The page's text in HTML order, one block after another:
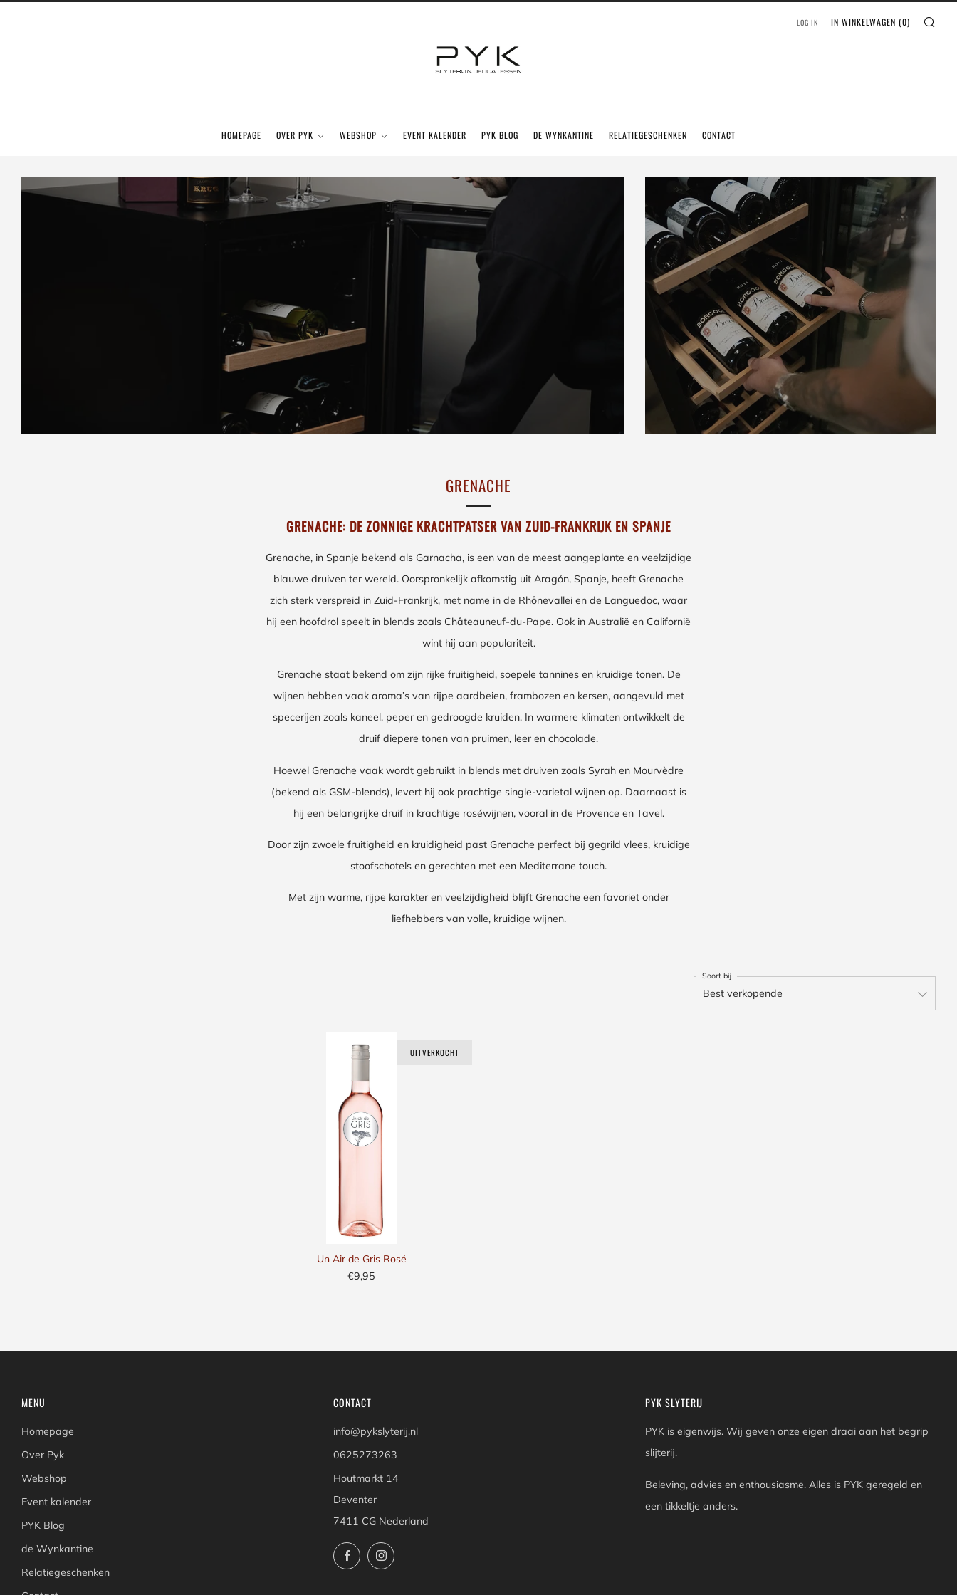
HOMEPAGE OVER PYK WEBSHOP EVENT KALENDER PYK BLOG DE WYNKANTINE RELATIEGESCHENKEN CONTACT
LOG IN IN WINKELWAGEN (0)
GRENACHE
GRENACHE: DE ZONNIGE KRACHTPATSER VAN ZUID-FRANKRIJK EN SPANJE
Grenache, in Spanje bekend als Garnacha, is een van de meest aangeplante en veelzijdige
blauwe druiven ter wereld. Oorspronkelijk afkomstig uit Aragón, Spanje, heeft Grenache
zich sterk verspreid in Zuid-Frankrijk, met name in de Rhônevallei en de Languedoc, waar
hij een hoofdrol speelt in blends zoals Châteauneuf-du-Pape. Ook in Australië en Californië
wint hij aan populariteit.
Grenache staat bekend om zijn rijke fruitigheid, soepele tannines en kruidige tonen. De
wijnen hebben vaak aroma’s van rijpe aardbeien, frambozen en kersen, aangevuld met
specerijen zoals kaneel, peper en gedroogde kruiden. In warmere klimaten ontwikkelt de
druif diepere tonen van pruimen, leer en chocolade.
Hoewel Grenache vaak wordt gebruikt in blends met druiven zoals Syrah en Mourvèdre
(bekend als GSM-blends), levert hij ook prachtige single-varietal wijnen op. Daarnaast is
hij een belangrijke druif in krachtige roséwijnen, vooral in de Provence en Tavel.
Door zijn zwoele fruitigheid en kruidigheid past Grenache perfect bij gegrild vlees, kruidige
stoofschotels en gerechten met een Mediterrane touch.
Met zijn warme, rijpe karakter en veelzijdigheid blijft Grenache een favoriet onder
liefhebbers van volle, kruidige wijnen.
Soort bij
UITVERKOCHT
Un Air de Gris Rosé
€9,95
MENU
Homepage
Over Pyk
Webshop
Event kalender
PYK Blog
de Wynkantine
Relatiegeschenken
CONTACT
info@pykslyterij.nl
0625273263
Houtmarkt 14
Deventer
7411 CG Nederland
FacebookInstagram
PYK SLYTERIJ
PYK is eigenwijs. Wij geven onze eigen draai aan het begrip
slijterij.
Beleving, advies en enthousiasme. Alles is PYK geregeld en
een tikkeltje anders.